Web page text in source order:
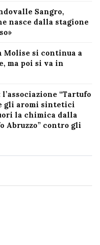
Sangro,
nasce dalla stagione
Molise si continua a
ma poi si va in
“Tartufo
gli aromi sintetici
la chimica dalla
Abruzzo” contro gli